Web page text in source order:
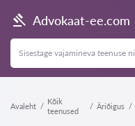
Advokaat-ee.com
Avaleht
Kõik
teenused
Äriõigus